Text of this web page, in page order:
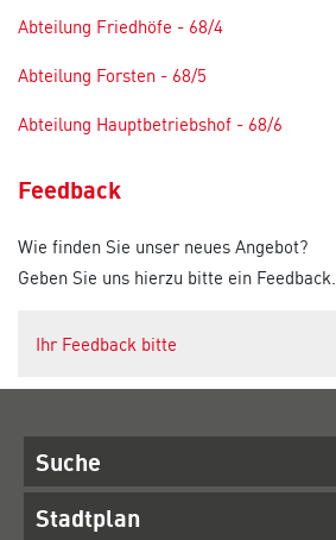
Abteilung Friedhöfe - 68/4
Abteilung Forsten - 68/5
Abteilung Hauptbetriebshof - 68/6
Feedback
Wie finden Sie unser neues Angebot?
Geben Sie uns hierzu bitte ein Feedback.
Ihr Feedback bitte
Suche
Stadtplan